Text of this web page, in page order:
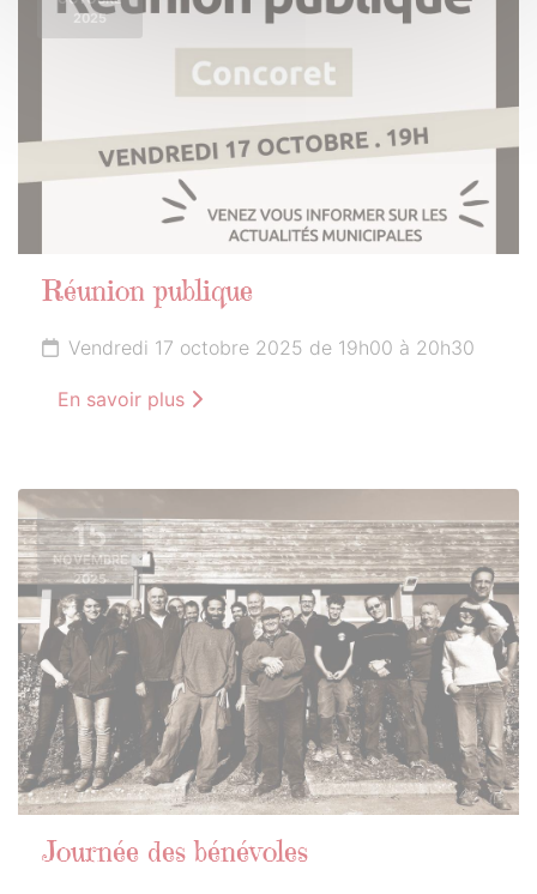
2025
Réunion publique
Vendredi 17 octobre 2025 de 19h00 à 20h30
En savoir plus
15
NOVEMBRE
2025
Journée des bénévoles